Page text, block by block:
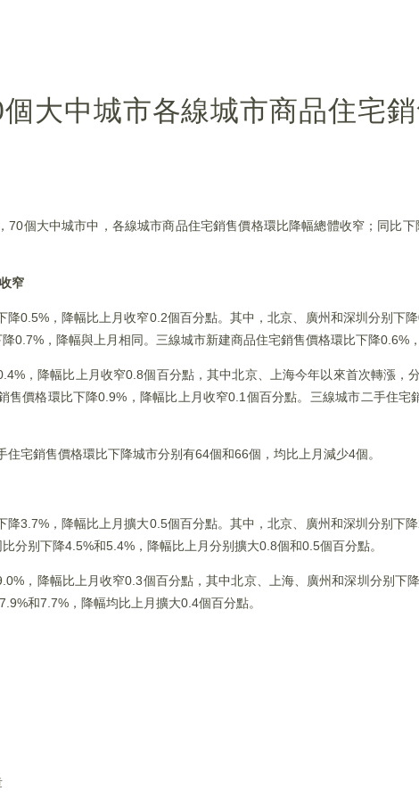
大中城市各線城市商品住宅
個大中城市中，各線城市商品住宅銷售價格環比降幅總體收窄；同比
窄
0.5%，降幅比上月收窄0.2個百分點。其中，北京、廣州和深圳分别下
0.7%，降幅與上月相同。三線城市新建商品住宅銷售價格環比下降0.6%
，降幅比上月收窄0.8個百分點，其中北京、上海今年以來首次轉漲，
售價格環比下降0.9%，降幅比上月收窄0.1個百分點。三線城市二手住宅
宅銷售價格環比下降城市分别有64個和66個，均比上月減少4個。
3.7%，降幅比上月擴大0.5個百分點。其中，北京、廣州和深圳分别下
分别下降4.5%和5.4%，降幅比上月分别擴大0.8個和0.5個百分點。
，降幅比上月收窄0.3個百分點，其中北京、上海、廣州和深圳分别下
和7.7%，降幅均比上月擴大0.4個百分點。